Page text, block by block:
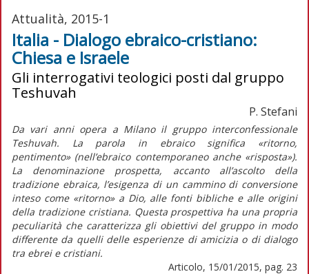
Attualità, 2015-1
Italia - Dialogo ebraico-cristiano:
Chiesa e Israele
Gli interrogativi teologici posti dal gruppo
Teshuvah
P. Stefani
Da vari anni opera a Milano il gruppo interconfessionale
Teshuvah. La parola in ebraico significa «ritorno,
pentimento» (nell’ebraico contemporaneo anche «risposta»).
La denominazione prospetta, accanto all’ascolto della
tradizione ebraica, l’esigenza di un cammino di conversione
inteso come «ritorno» a Dio, alle fonti bibliche e alle origini
della tradizione cristiana. Questa prospettiva ha una propria
peculiarità che caratterizza gli obiettivi del gruppo in modo
differente da quelli delle esperienze di amicizia o di dialogo
tra ebrei e cristiani.
Articolo, 15/01/2015, pag. 23